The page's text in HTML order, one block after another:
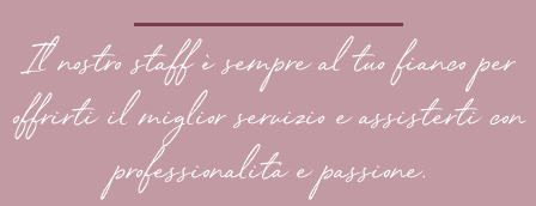
Il nostro staff è sempre al tuo fianco per
offrirti il miglior servizio e assisterti con
professionalità e passione.